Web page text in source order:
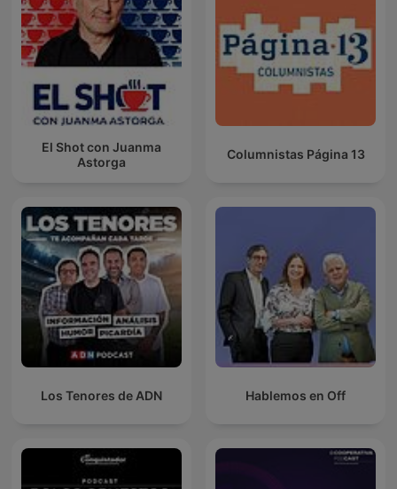
El Shot con Juanma
Astorga
Columnistas Página 13
Los Tenores de ADN Hablemos en Off